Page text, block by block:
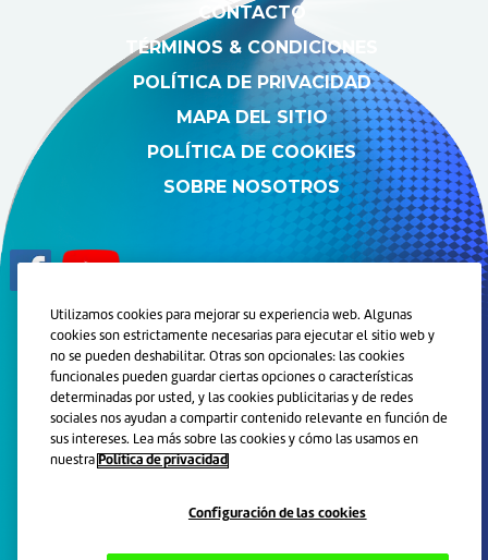
CONTACTO
TÉRMINOS & CONDICIONES
POLÍTICA DE PRIVACIDAD
MAPA DEL SITIO
POLÍTICA DE COOKIES
SOBRE NOSOTROS
© 2024 Grupo de Compañías de Haleon. Todos los derechos
reservados.
Marcas registradas son propiedad o licenciadas por Haleon.
Este sitio está orientado a personas físicas residentes en
Argentina.
gratuitamente al 0800-888-606.
Utilizamos cookies para mejorar su experiencia web. Algunas
cookies son estrictamente necesarias para ejecutar el sitio web y
no se pueden deshabilitar. Otras son opcionales: las cookies
funcionales pueden guardar ciertas opciones o características
determinadas por usted, y las cookies publicitarias y de redes
sociales nos ayudan a compartir contenido relevante en función de
sus intereses. Lea más sobre las cookies y cómo las usamos en
nuestra Política de privacidad
Configuración de las cookies